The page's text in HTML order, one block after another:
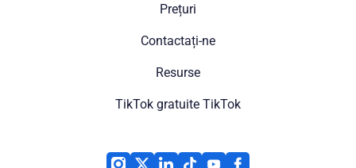
Prețuri
Contactați-ne
Resurse
TikTok gratuite TikTok